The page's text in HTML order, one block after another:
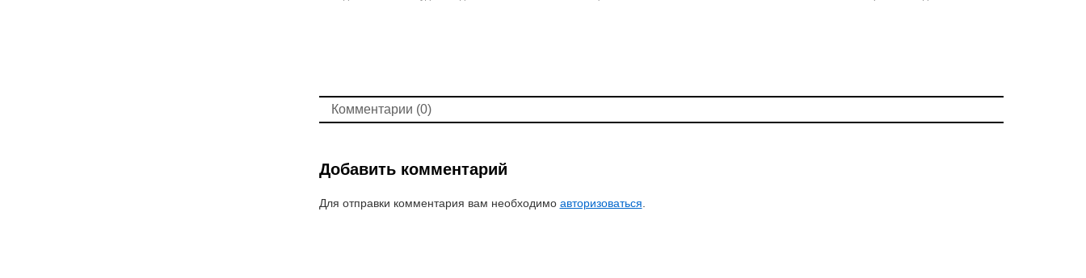
Комментарии (0)
Добавить комментарий
Для отправки комментария вам необходимо авторизоваться